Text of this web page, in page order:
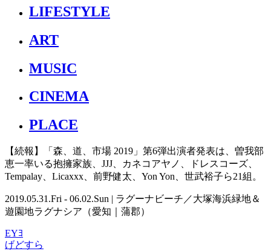
LIFESTYLE
ART
MUSIC
CINEMA
PLACE
【続報】「森、道、市場 2019」第6弾出演者発表は、曽我部
恵一率いる抱擁家族、JJJ、カネコアヤノ、ドレスコーズ、
Tempalay、Licaxxx、前野健太、Yon Yon、世武裕子ら21組。
2019.05.31.Fri - 06.02.Sun | ラグーナビーチ／大塚海浜緑地＆
遊園地ラグナシア（愛知｜蒲郡）
EYﾖ
げどすら